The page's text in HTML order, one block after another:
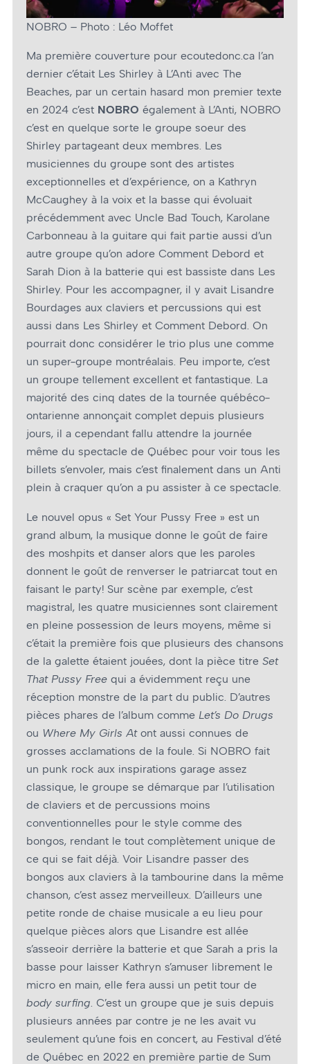
NOBRO – Photo : Léo Moffet
Ma première couverture pour ecoutedonc.ca l’an
dernier c’était Les Shirley à L’Anti avec The
Beaches, par un certain hasard mon premier texte
en 2024 c’est NOBRO également à L’Anti, NOBRO
c’est en quelque sorte le groupe sœur des
Shirley partageant deux membres. Les
musiciennes du groupe sont des artistes
exceptionnelles et d’expérience, on a Kathryn
McCaughey à la voix et la basse qui évoluait
précédemment avec Uncle Bad Touch, Karolane
Carbonneau à la guitare qui fait partie aussi d’un
autre groupe qu’on adore Comment Debord et
Sarah Dion à la batterie qui est bassiste dans Les
Shirley. Pour les accompagner, il y avait Lisandre
Bourdages aux claviers et percussions qui est
aussi dans Les Shirley et Comment Debord. On
pourrait donc considérer le trio plus une comme
un super-groupe montréalais. Peu importe, c’est
un groupe tellement excellent et fantastique. La
majorité des cinq dates de la tournée québéco-
ontarienne annonçait complet depuis plusieurs
jours, il a cependant fallu attendre la journée
même du spectacle de Québec pour voir tous les
billets s’envoler, mais c’est finalement dans un Anti
plein à craquer qu’on a pu assister à ce spectacle.
Le nouvel opus « Set Your Pussy Free » est un
grand album, la musique donne le goût de faire
des moshpits et danser alors que les paroles
donnent le goût de renverser le patriarcat tout en
faisant le party! Sur scène par exemple, c’est
magistral, les quatre musiciennes sont clairement
en pleine possession de leurs moyens, même si
c’était la première fois que plusieurs des chansons
de la galette étaient jouées, dont la pièce titre Set
That Pussy Free qui a évidemment reçu une
réception monstre de la part du public. D’autres
pièces phares de l’album comme Let’s Do Drugs
ou Where My Girls Atont aussi connues de
grosses acclamations de la foule. Si NOBRO fait
un punk rock aux inspirations garage assez
classique, le groupe se démarque par l’utilisation
de claviers et de percussions moins
conventionnelles pour le style comme des
bongos, rendant le tout complètement unique de
ce qui se fait déjà. Voir Lisandre passer des
bongos aux claviers à la tambourine dans la même
chanson, c’est assez merveilleux. D’ailleurs une
petite ronde de chaise musicale a eu lieu pour
quelque pièces alors que Lisandre est allée
s’asseoir derrière la batterie et que Sarah a pris la
basse pour laisser Kathryn s’amuser librement le
micro en main, elle fera aussi un petit tour de
body surfing . C’est un groupe que je suis depuis
plusieurs années par contre je ne les avait vu
seulement qu’une fois en concert, au Festival d’été
de Québec en 2022 en première partie de Sum